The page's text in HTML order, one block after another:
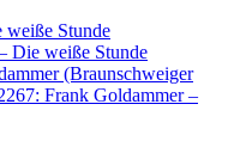
Stunde
Die weiße Stunde
(Braunschweiger
Frank Goldammer –